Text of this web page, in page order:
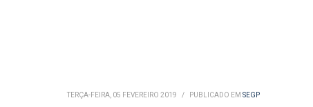
TERÇA-FEIRA, 05 FEVEREIRO 2019 / PUBLICADO EM SEGP